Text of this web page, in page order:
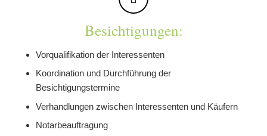
Besichtigungen:
Vorqualifikation der Interessenten
Koordination und Durchführung der
Besichtigungstermine
Verhandlungen zwischen Interessenten und Käufern
Notarbeauftragung